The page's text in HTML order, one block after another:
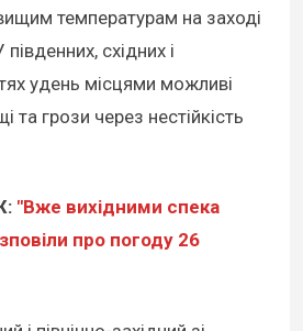
температурам на заході
південних, східних і
удень місцями можливі
та грози через нестійкість
"Вже вихідними спека
про погоду 26